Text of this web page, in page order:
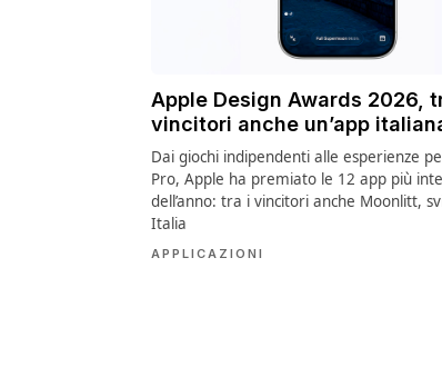
Apple Design Awards 2026,
vincitori anche un’app
Dai giochi indipendenti alle esperienze
Pro, Apple ha premiato le 12 app più
dell’anno: tra i vincitori anche Moonlitt,
Italia
APPLICAZIONI